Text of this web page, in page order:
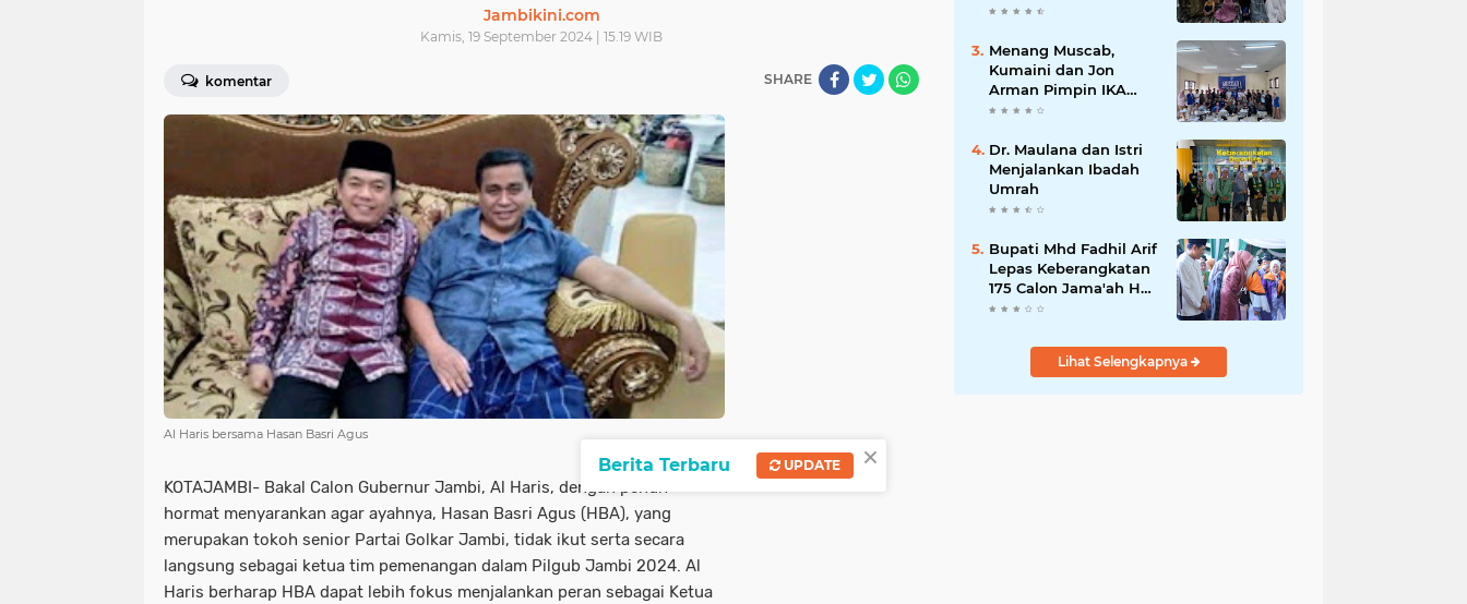
Jambikini.com
Kamis, 19 September 2024 | 15.19 WIB
komentar SHARE
Al Haris bersama Hasan Basri Agus
KOTAJAMBI- Bakal Calon Gubernur Jambi, Al Haris, dengan penuh
hormat menyarankan agar ayahnya, Hasan Basri Agus (HBA), yang
merupakan tokoh senior Partai Golkar Jambi, tidak ikut serta secara
langsung sebagai ketua tim pemenangan dalam Pilgub Jambi 2024. Al
Haris berharap HBA dapat lebih fokus menjalankan peran sebagai Ketua
Haris Ajak Warga
Jaga Kekompakan
Menang Muscab,
Kumaini dan Jon
Arman Pimpin IKA
PMII Kerinci dan
Dr. Maulana dan Istri
Menjalankan Ibadah
Umrah
Bupati Mhd Fadhil Arif
Lepas Keberangkatan
175 Calon Jama'ah Haji
Kabupaten Batang
Lihat Selengkapnya
×
Berita Terbaru UPDATE